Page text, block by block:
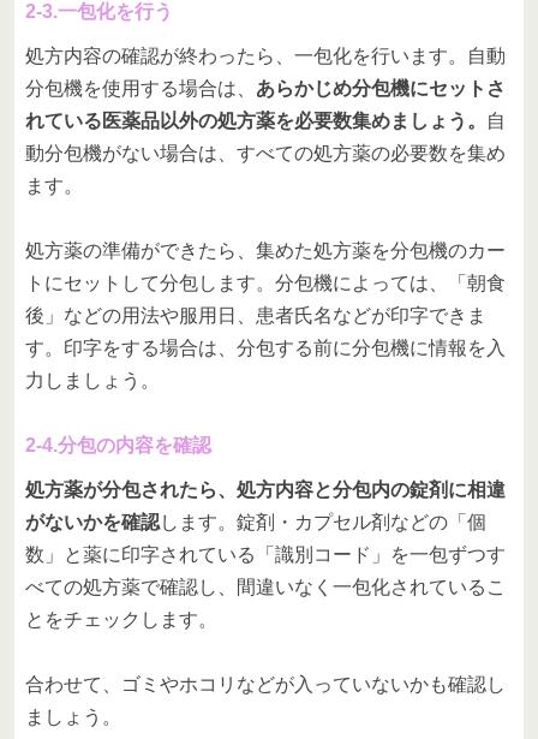
2-3.一包化を行う
処方内容の確認が終わったら、一包化を行います。自動
分包機を使用する場合は、 あらかじめ分包機にセットさ
れている医薬品以外の処方薬を必要数集めましょう。
自
動分包機がない場合は、すべての処方薬の必要数を集め
ます。
処方薬の準備ができたら、集めた処方薬を分包機のカー
トにセットして分包します。分包機によっては、「朝食
後」などの用法や服用日、患者氏名などが印字できま
す。印字をする場合は、分包する前に分包機に情報を入
力しましょう。
2-4.分包の内容を確認
処方薬が分包されたら、処方内容と分包内の錠剤に相違
がないかを確認します。錠剤・カプセル剤などの「個
数」と薬に印字されている「識別コード」を一包ずつす
べての処方薬で確認し、間違いなく一包化されているこ
とをチェックします。
合わせて、ゴミやホコリなどが入っていないかも確認し
ましょう。